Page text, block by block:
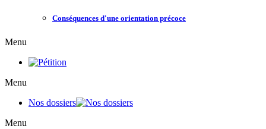
Conséquences d'une orientation précoce
Menu
Menu
Nos dossiers
Menu